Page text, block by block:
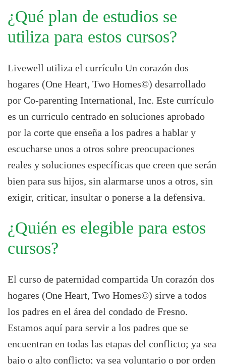
¿Qué plan de estudios se
utiliza para estos cursos?
Livewell utiliza el currículo Un corazón dos
hogares (One Heart, Two Homes©) desarrollado
por Co-parenting International, Inc. Este currículo
es un currículo centrado en soluciones aprobado
por la corte que enseña a los padres a hablar y
escucharse unos a otros sobre preocupaciones
reales y soluciones específicas que creen que serán
bien para sus hijos, sin alarmarse unos a otros, sin
exigir, criticar, insultar o ponerse a la defensiva.
¿Quién es elegible para estos
cursos?
El curso de paternidad compartida Un corazón dos
hogares (One Heart, Two Homes©) sirve a todos
los padres en el área del condado de Fresno.
Estamos aquí para servir a los padres que se
encuentran en todas las etapas del conflicto; ya sea
bajo o alto conflicto; ya sea voluntario o por orden